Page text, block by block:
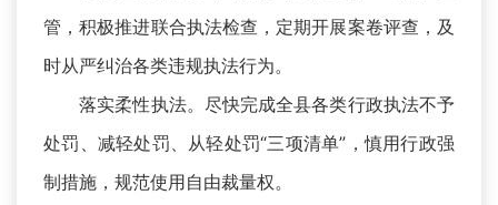
管，积极推进联合执法检查，定期开展案卷评查，及
时从严纠治各类违规执法行为。
落实柔性执法。尽快完成全县各类行政执法不予
处罚、减轻处罚、从轻处罚“三项清单”，慎用行政强
制措施，规范使用自由裁量权。